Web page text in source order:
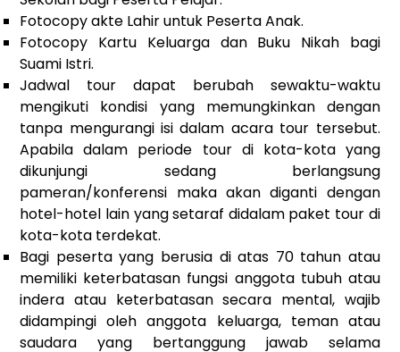
Fotocopy akte Lahir untuk Peserta Anak.
Fotocopy Kartu Keluarga dan Buku Nikah bagi
Suami Istri.
Jadwal tour dapat berubah sewaktu-waktu
mengikuti kondisi yang memungkinkan dengan
tanpa mengurangi isi dalam acara tour tersebut.
Apabila dalam periode tour di kota-kota yang
dikunjungi sedang berlangsung
pameran/konferensi maka akan diganti dengan
hotel-hotel lain yang setaraf didalam paket tour di
kota-kota terdekat.
Bagi peserta yang berusia di atas 70 tahun atau
memiliki keterbatasan fungsi anggota tubuh atau
indera atau keterbatasan secara mental, wajib
didampingi oleh anggota keluarga, teman atau
saudara yang bertanggung jawab selama